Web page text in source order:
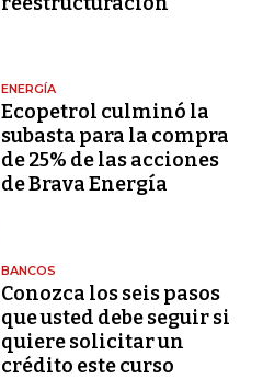
ENERGÍA
Ecopetrol culminó la
subasta para la compra
de 25% de las acciones
de Brava Energía
BANCOS
Conozca los seis pasos
que usted debe seguir si
quiere solicitar un
crédito este curso